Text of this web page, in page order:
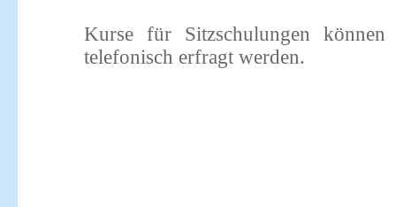
Kurse für Sitzschulungen
telefonisch erfragt werden.